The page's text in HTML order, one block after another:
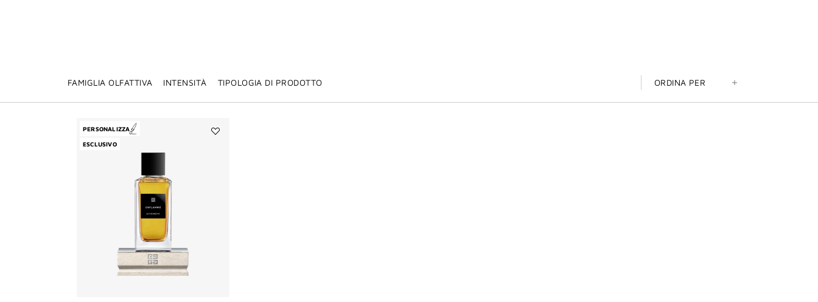
FAMIGLIA OLFATTIVA INTENSITÀ TIPOLOGIA DI PRODOTTO ORDINA PER
PERSONALIZZA
ESCLUSIVO